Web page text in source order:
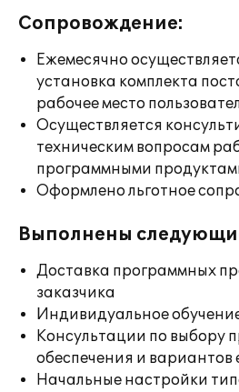
Сопровождение:
Ежемесячно
установка комплекта
рабочее место
Осуществляется
техническим вопросам
программными
Оформлено льготное
Выполнены
Доставка программных
заказчика
Индивидуальное
Консультации по выбору
обеспечения и вариантов
Начальные настройки